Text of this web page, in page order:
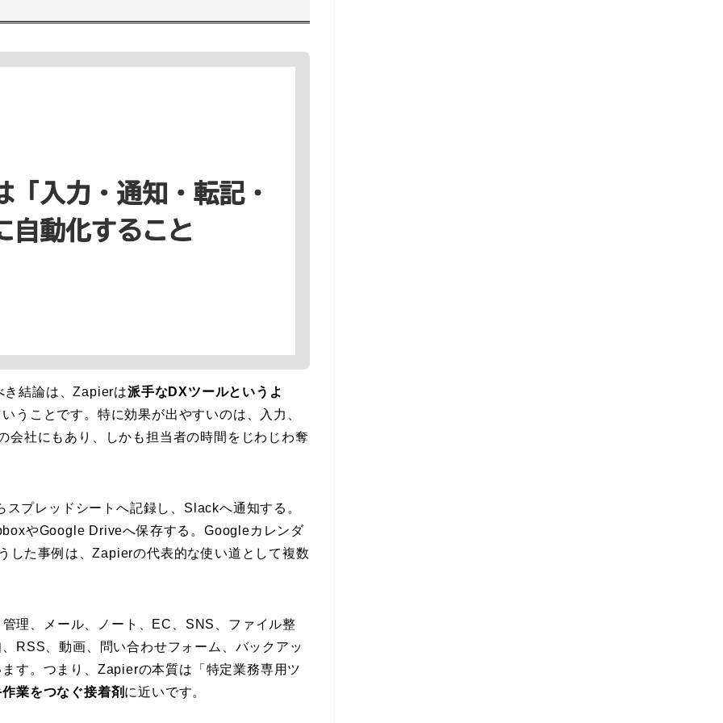
き結論は、Zapierは派手なDXツールというよ
うことです。特に効果が出やすいのは、入力、
会社にもあり、しかも担当者の時間をじわじわ奪
プレッドシートへ記録し、Slackへ通知する。
やGoogle Driveへ保存する。Googleカレンダ
した事例は、Zapierの代表的な使い道として複数
理、メール、ノート、EC、SNS、ファイル整
RSS、動画、問い合わせフォーム、バックアッ
す。つまり、Zapierの本質は「特定業務専用ツ
業をつなぐ接着剤 に近いです。